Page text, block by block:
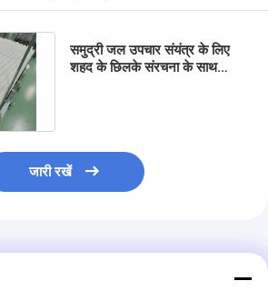
समुद्री जल उपचार संयंत्र के लिए
शहद के छिलके संरचना के साथ
जारी रखें